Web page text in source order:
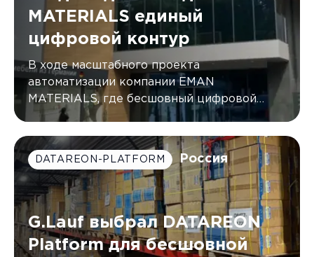
MATERIALS единый
цифровой контур
В ходе масштабного проекта
автоматизации компании EMAN
MATERIALS, где бесшовный цифровой
контур был создан с помощью DATAREON
DATAREON-PLATFORM Россия
G.Lauf выбрал DATAREON
Platform для бесшовной